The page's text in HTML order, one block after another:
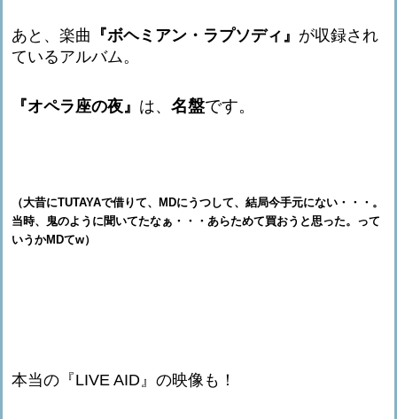
あと、楽曲 『ボヘミアン・ラプソディ』 が収録され
ているアルバム。
『オペラ座の夜』 は、 名盤です。
（大昔にTUTAYAで借りて、MDにうつして、結局今手元にない・・・。
当時、鬼のように聞いてたなぁ・・・あらためて買おうと思った。って
いうかMDてw）
本当の『LIVE AID』の映像も！